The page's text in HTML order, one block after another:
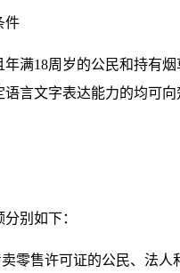
件
年满18周岁的公民和持有
言文字表达能力的均可
别如下：
零售许可证的公民、法